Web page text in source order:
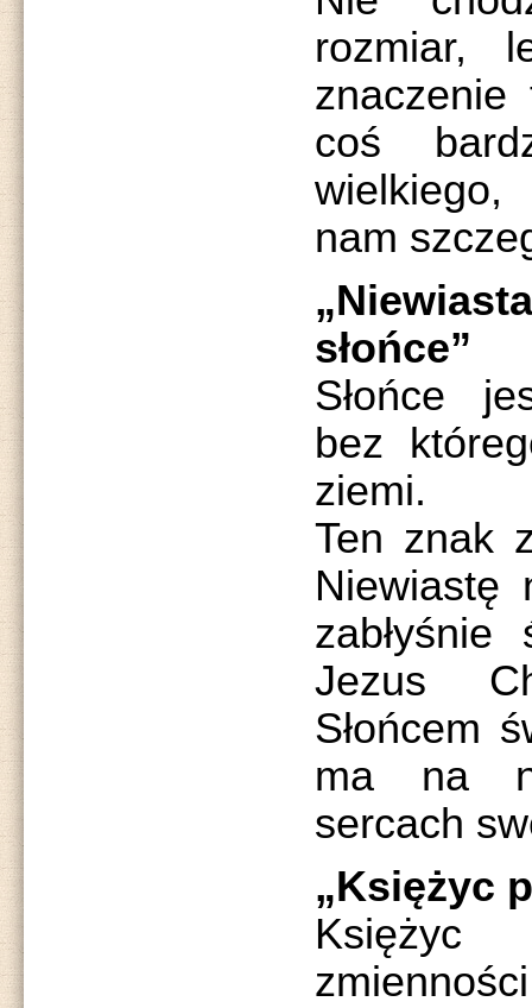
rozmiar,
coś
nam
słońce”
Słońce
bez
ziemi.
Ten znak
Niewiastę
zabłyśnie
Jezus
Słońcem
ma na
sercach
„Księżyc